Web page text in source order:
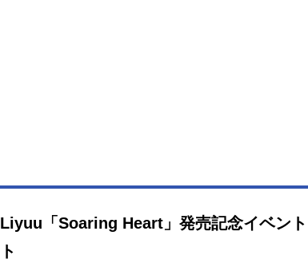
Liyuu「Soaring Heart」発売記念イベン
ト